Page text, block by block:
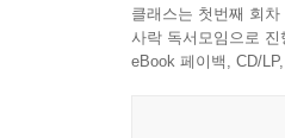
「살인자들의 무
악명 높은 살인범
클래스는 첫번째 회
사락 독서모임으로
eBook 페이백, CD/